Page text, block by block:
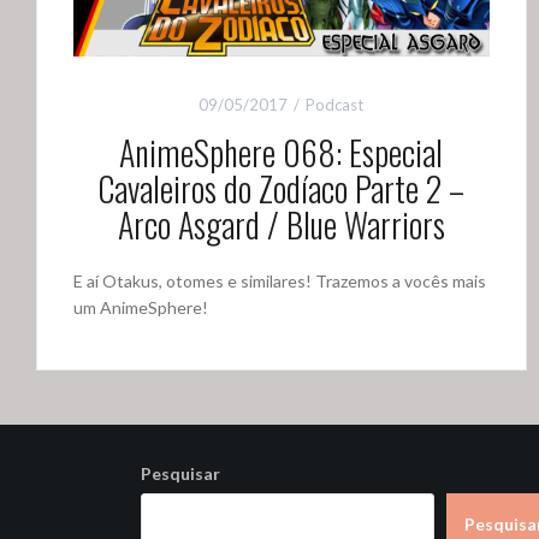
09/05/2017 Podcast
AnimeSphere 068: Especial
Cavaleiros do Zodíaco Parte 2 –
Arco Asgard / Blue Warriors
E aí Otakus, otomes e similares! Trazemos a vocês mais
um AnimeSphere!
Pesquisar